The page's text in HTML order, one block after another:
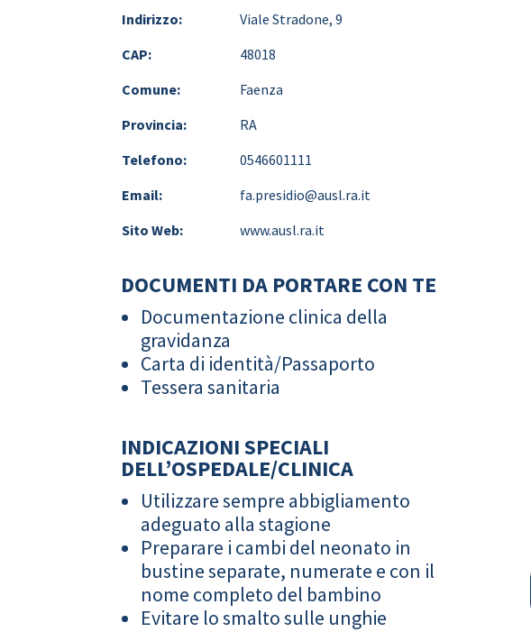
Indirizzo:
Viale Stradone, 9
CAP:
48018
Comune:
Faenza
Provincia:
RA
Telefono:
0546601111
Email:
fa.presidio@ausl.ra.it
Sito Web:
www.ausl.ra.it
DOCUMENTI DA PORTARE CON TE
Documentazione clinica della
gravidanza
Carta di identità/Passaporto
Tessera sanitaria
INDICAZIONI SPECIALI
DELL’OSPEDALE/CLINICA
Utilizzare sempre abbigliamento
adeguato alla stagione
Preparare i cambi del neonato in
bustine separate, numerate e con il
nome completo del bambino
Evitare lo smalto sulle unghie